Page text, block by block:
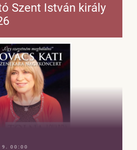
Szent István király
9. 00:00